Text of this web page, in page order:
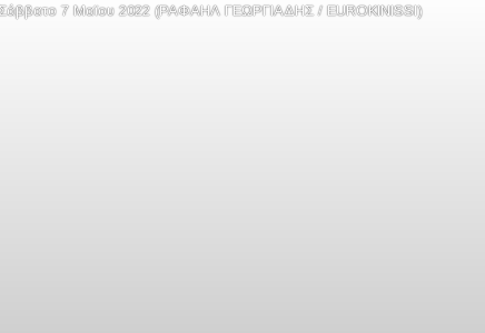
7 Μαϊου 2022 (ΡΑΦΑΗΛ ΓΕΩΡΓΙΑΔΗΣ / EUROKINISSI)